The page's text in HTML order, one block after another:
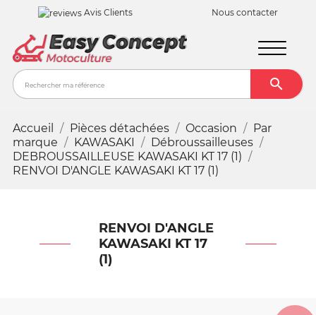
Avis Clients Nous contacter

Accueil Pièces détachées Occasion
Par
marque
KAWASAKI
Débroussailleuses
DEBROUSSAILLEUSE KAWASAKI KT 17 (1)
RENVOI D'ANGLE KAWASAKI KT 17 (1)
RENVOI D'ANGLE
KAWASAKI KT 17
(1)